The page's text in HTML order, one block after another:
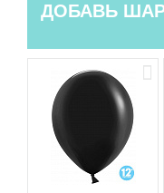
ДОБАВЬ